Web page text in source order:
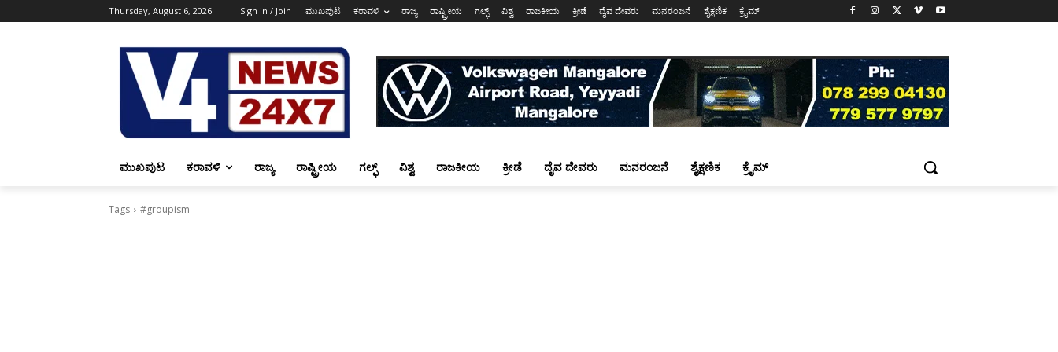
Thursday, August 6, 2026 Sign in / Join ಮುಖಪುಟ ಕರಾವಳಿ ರಾಜ್ಯ ರಾಷ್ಟ್ರೀಯ ಗಲ್ಫ್ ವಿಶ್ವ ರಾಜಕೀಯ ಕ್ರೀಡೆ ದೈವ ದೇವರು ಮನರಂಜನೆ ಶೈಕ್ಷಣಿಕ ಕ್ರೈಮ್
ಮುಖಪುಟ ಕರಾವಳಿ ರಾಜ್ಯ ರಾಷ್ಟ್ರೀಯ ಗಲ್ಫ್ ವಿಶ್ವ ರಾಜಕೀಯ ಕ್ರೀಡೆ ದೈವ ದೇವರು ಮನರಂಜನೆ ಶೈಕ್ಷಣಿಕ ಕ್ರೈಮ್
Tags #groupism